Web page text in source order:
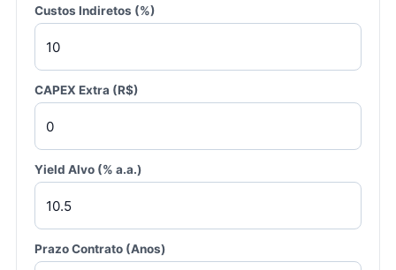
Custos Indiretos (%)
CAPEX Extra (R$)
Yield Alvo (% a.a.)
Prazo Contrato (Anos)